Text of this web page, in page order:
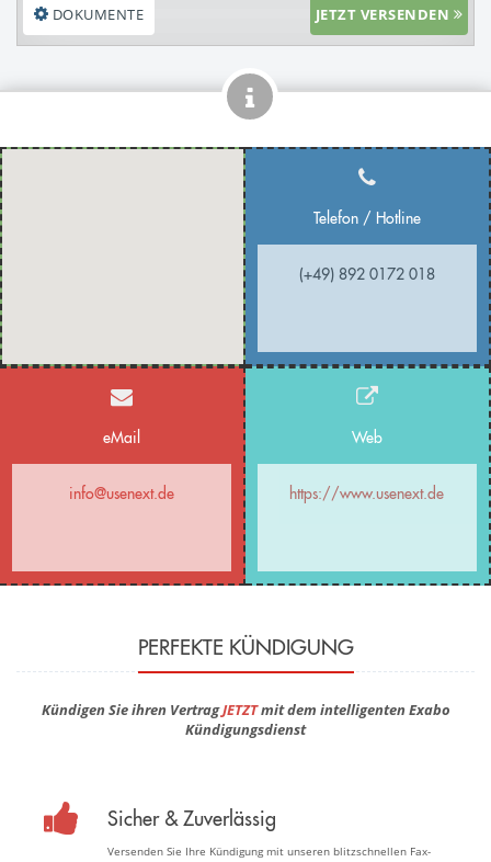
DOKUMENTE JETZT VERSENDEN
Telefon / Hotline
(+49) 892 0172 018
eMail
info@usenext.de
Web
https://www.usenext.de
PERFEKTE KÜNDIGUNG
Kündigen Sie ihren VertragJETZTmit dem intelligenten Exabo
Kündigungsdienst
Sicher & Zuverlässig
Versenden Sie Ihre Kündigung mit unseren blitzschnellen Fax-